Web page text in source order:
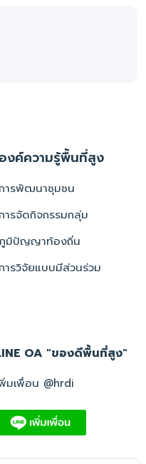
องค์ความรู้พื้นที่สูง
ารพัฒนาชุมชน
ารจัดกิจกรรมกลุ่ม
มิปัญญาท้องถิ่น
ารวิจัยแบบมีส่วนร่วม
OA "ของดีพื้นที่สูง"
มเพื่อน @hrdi